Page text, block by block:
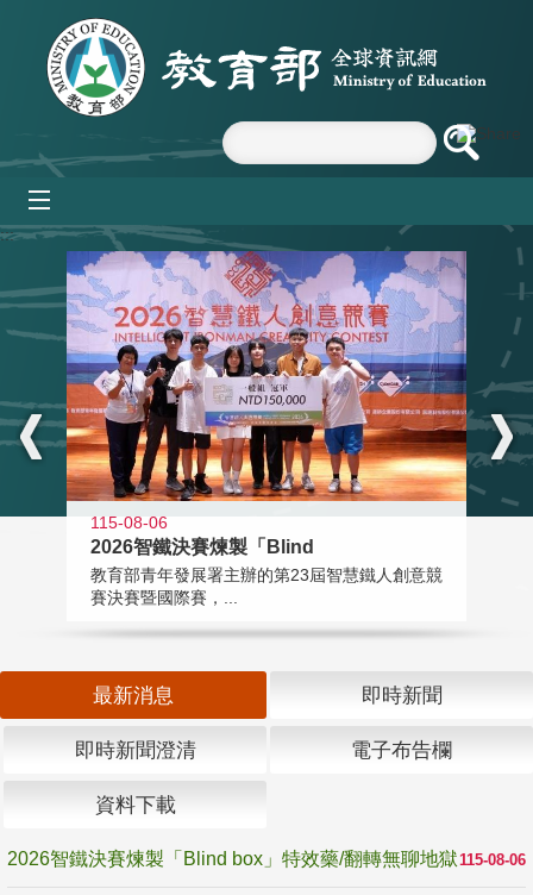
跳到主要內容區塊
:::
115-08-06
2026智鐵決賽煉製「Blind
教育部青年發展署主辦的第23屆智慧鐵人創意競
賽決賽暨國際賽，...
最新消息 即時新聞
即時新聞澄清 電子布告欄
資料下載
115-08-06
2026智鐵決賽煉製「Blind box」特效藥/翻轉無聊地獄